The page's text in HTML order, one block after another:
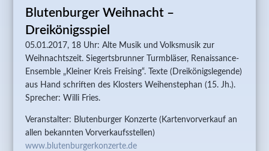
Blutenburger Weihnacht –
Dreikönigsspiel
05.01.2017, 18 Uhr: Alte Musik und Volksmusik zur
Weihnachtszeit. Siegertsbrunner Turmbläser, Renaissance-
Ensemble „Kleiner Kreis Freising“. Texte (Dreikönigslegende)
aus Hand schriften des Klosters Weihenstephan (15. Jh.).
Sprecher: Willi Fries.
Veranstalter: Blutenburger Konzerte (Kartenvorverkauf an
allen bekannten Vorverkaufsstellen)
www.blutenburgerkonzerte.de